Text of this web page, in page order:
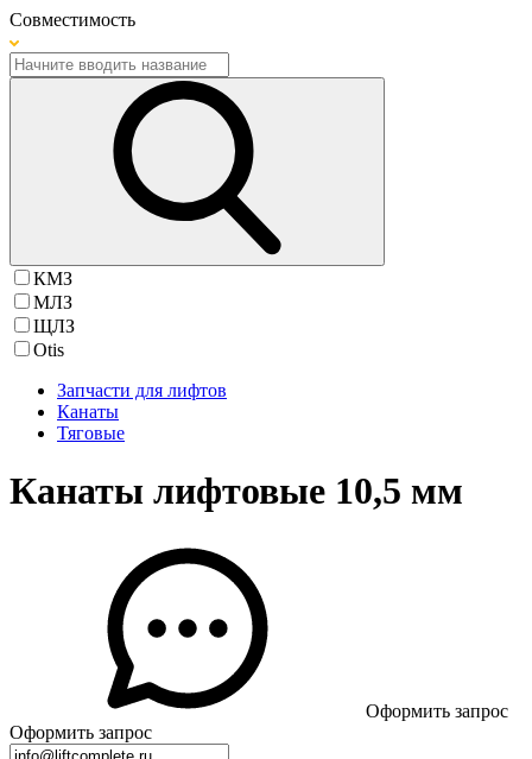
Совместимость
КМЗ
МЛЗ
ЩЛЗ
Otis
Запчасти для лифтов
Канаты
Тяговые
Канаты лифтовые 10,5 мм
Оформить запрос
Оформить запрос